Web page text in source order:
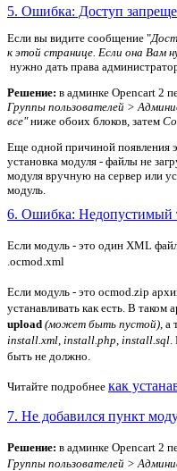
5. Ошибка: Доступ
Если вы видите сообщение "
к этой странице. Если она Вам
нужно дать права
Решение: в админке Opencart 2
Группы пользователей >
все"ниже обоих блоков, затем
Еще одной причиной появления
установка модуля - файлы не
модуля вручную на сервер или
модуль.
6. Ошибка: Недопустимый
Если модуль - это один XML
.ocmod.xml
Если модуль - это ocmod.zip
устанавливать как есть. В таком
upload (может быть пустой) ,
install.xml install.php install.sql
быть не должно.
Читайте подробнее как
7. Не добавился пункт
Решение: в админке Opencart 2
Группы пользователей >